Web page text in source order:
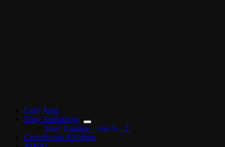
Lady Anja
Sissy Ausbildung
Sissy Training – von A – Z
Crossdresser Kleidung